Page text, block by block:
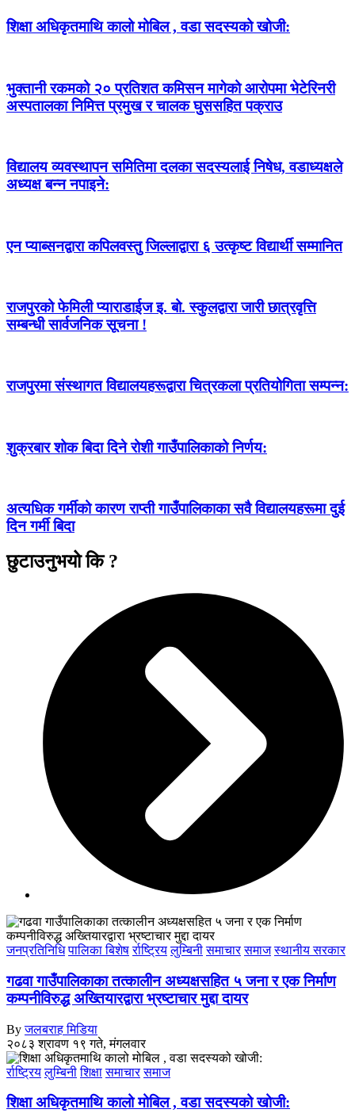
शिक्षा अधिकृतमाथि कालो मोबिल , वडा सदस्यको खोजी:
भुक्तानी रकमको २० प्रतिशत कमिसन मागेको आरोपमा भेटेरिनरी
अस्पतालका निमित्त प्रमुख र चालक घुससहित पक्राउ
विद्यालय व्यवस्थापन समितिमा दलका सदस्यलाई निषेध, वडाध्यक्षले
अध्यक्ष बन्न नपाइने:
एन प्याब्सनद्वारा कपिलवस्तु जिल्लाद्वारा ६ उत्कृष्ट विद्यार्थी सम्मानित
राजपुरको फेमिली प्याराडाईज इ. बो. स्कुलद्वारा जारी छात्रवृत्ति
सम्बन्धी सार्वजनिक सूचना !
राजपुरमा संस्थागत विद्यालयहरूद्वारा चित्रकला प्रतियोगिता सम्पन्न:
शुक्रबार शोक बिदा दिने रोशी गाउँपालिकाको निर्णय:
अत्यधिक गर्मीको कारण राप्ती गाउँपालिकाका सवै विद्यालयहरूमा दुई
दिन गर्मी बिदा
छुटाउनुभयो कि ?
जनप्रतिनिधि पालिका बिशेष र्राष्ट्रिय लुम्बिनी समाचार समाज स्थानीय सरकार
गढवा गाउँपालिकाका तत्कालीन अध्यक्षसहित ५ जना र एक निर्माण
कम्पनीविरुद्ध अख्तियारद्वारा भ्रष्टाचार मुद्दा दायर
By जलबराह मिडिया
२०८३ श्रावण १९ गते, मंगलवार
र्राष्ट्रिय लुम्बिनी शिक्षा समाचार समाज
शिक्षा अधिकृतमाथि कालो मोबिल , वडा सदस्यको खोजी: